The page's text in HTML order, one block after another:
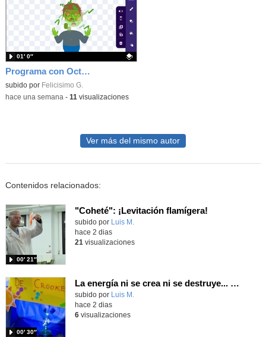
Programa con OctoStudio, un juego homenajeando al House of the dead con Zombies
Contenido educativo.
subido por Felicisimo G.
01′ 0″
-hace una semana - 11 visualizaciones
Ver más del mismo autor
Contenidos relacionados:
"Coheté": ¡Levitación flamígera!
Contenido educativo.
subido por Luis M.
00′ 21″
hace 2 dias
21 visualizaciones
La energía ni se crea ni se destruye... ¡se experimenta! El Tierno en la Feria Madrid es Ciencia 2026
Contenido educativo.
subido por Luis M.
00′ 30″
hace 2 dias
6visualizaciones